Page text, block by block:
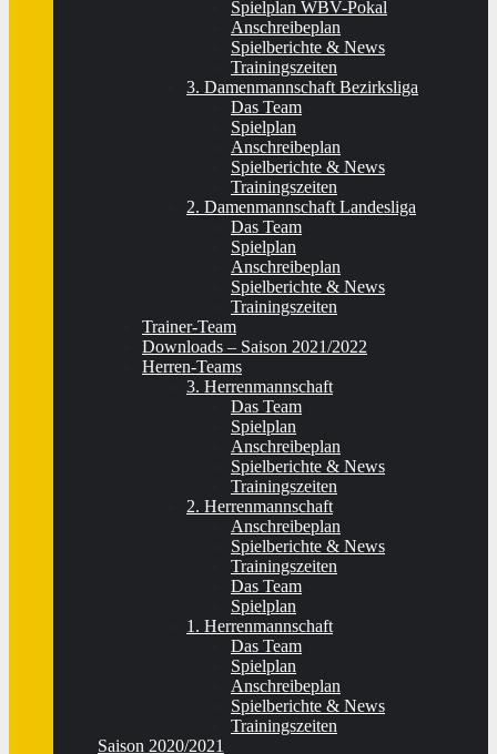
Spielplan WBV-Pokal
Anschreibeplan
Spielberichte & News
Trainingszeiten
3. Damenmannschaft Bezirksliga
Das Team
Spielplan
Anschreibeplan
Spielberichte & News
Trainingszeiten
2. Damenmannschaft Landesliga
Das Team
Spielplan
Anschreibeplan
Spielberichte & News
Trainingszeiten
Trainer-Team
Downloads – Saison 2021/2022
Herren-Teams
3. Herrenmannschaft
Das Team
Spielplan
Anschreibeplan
Spielberichte & News
Trainingszeiten
2. Herrenmannschaft
Anschreibeplan
Spielberichte & News
Trainingszeiten
Das Team
Spielplan
1. Herrenmannschaft
Das Team
Spielplan
Anschreibeplan
Spielberichte & News
Trainingszeiten
Saison 2020/2021